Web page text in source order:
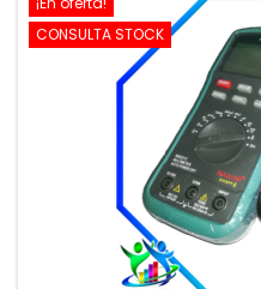
CONSULTA STOCK